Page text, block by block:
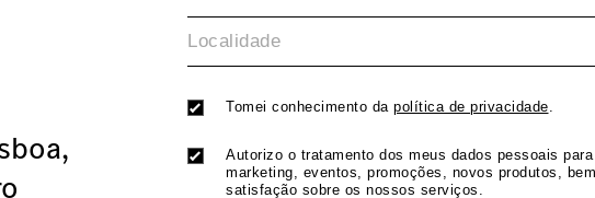
Tomei conhecimento da política de privacidade.
Autorizo o tratamento dos meus dados pessoais
marketing, eventos, promoções, novos produtos,
satisfação sobre os nossos serviços.